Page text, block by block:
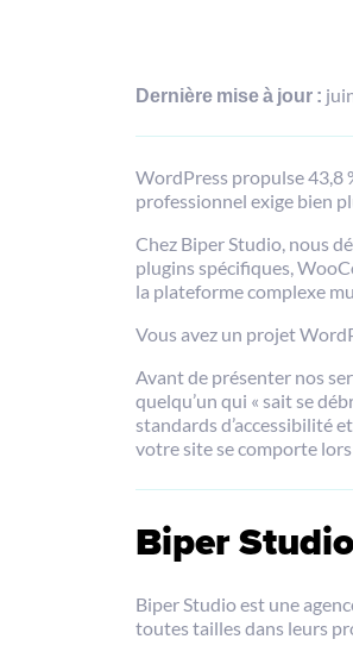
Dernière mise à jour :
WordPress propulse 43,8
professionnel exige bien
Chez Biper Studio, nous
plugins spécifiques,
la plateforme complexe
Vous avez un projet
Avant de présenter nos
quelqu’un qui « sait se
standards d’accessibilité
votre site se comporte lors
Biper
Biper Studio est une
toutes tailles dans leurs